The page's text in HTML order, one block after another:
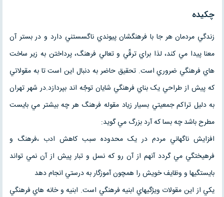
چکيده
زندگي مردمان هر جا با فرهنگشان پيوندي ناگسستني دارد و در بستر آن
معنا پيدا مي کند، لذا براي ترقّي و تعالي فرهنگ، پرداختن به زير ساخت
هاي فرهنگي ضروري است. تحقيق حاضر به دنبال اين است تا به مقولاتي
که پيش از طراحي يک بناي فرهنگي شايان توجّه اند بپردازد.در شهر تهران
به دليل تراکم جمعيتي بسيار زياد مقوله فرهنگ هر چه بيشتر مي بايست
مطرح باشد چه بسا که آرد بزرگ مي گويد:
افزايش ناگهاني مردم در يک محدوده سبب کاهش ادب ،فرهنگ و
فرهيختگي مي گردد آنهم از آن رو که نسل و تبار پيش از آن نمي تواند
بايستگيها و وظايف خويش را همچون آموزگار به درستي انجام دهد
يکي از اين مقولات ويژگيهاي ابنيه فرهنگي است. ابنيه و خانه هاي فرهنگي